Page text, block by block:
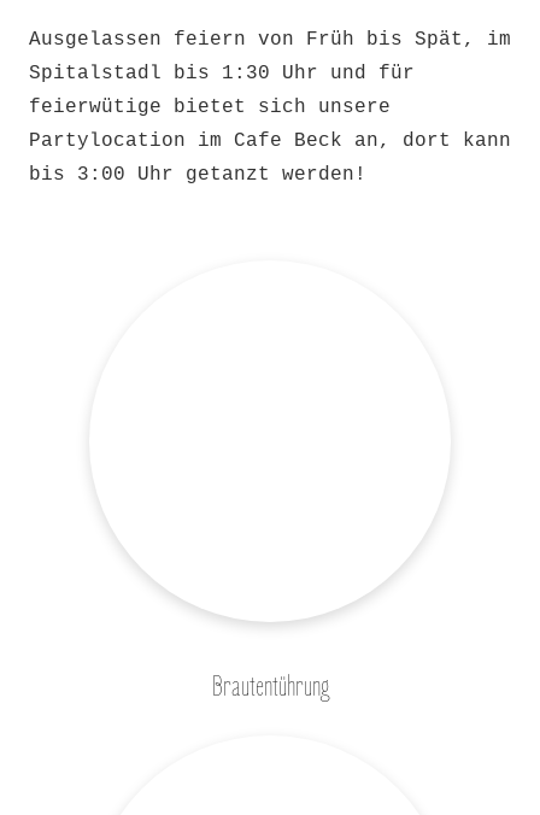
Ausgelassen feiern von Früh bis Spät, im
Spitalstadl bis 1:30 Uhr und für
feierwütige bietet sich unsere
Partylocation im Cafe Beck an, dort kann
bis 3:00 Uhr getanzt werden!
Brautentührung